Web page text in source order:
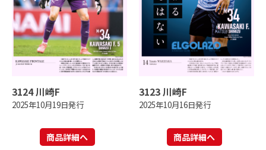
3124 川崎F
2025年10月19日発行
商品詳細へ
3123 川崎F
2025年10月16日発行
商品詳細へ